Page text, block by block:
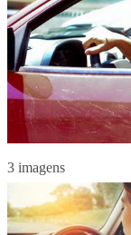
3 imagens